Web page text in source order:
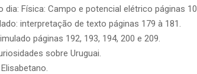
dia: Física: Campo e potencial elétrico páginas
interpretação de texto páginas 179 à 181.
páginas 192, 193, 194, 200 e 209.
sobre Uruguai.